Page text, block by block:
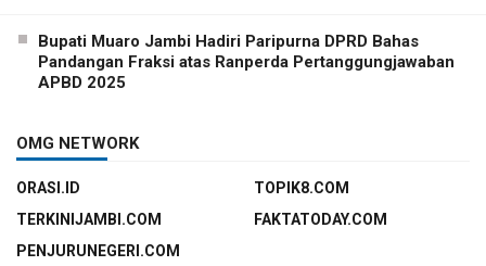
Bupati Muaro Jambi Hadiri Paripurna DPRD Bahas
Pandangan Fraksi atas Ranperda Pertanggungjawaban
APBD 2025
OMG NETWORK
ORASI.ID
TOPIK8.COM
TERKINIJAMBI.COM
FAKTATODAY.COM
PENJURUNEGERI.COM